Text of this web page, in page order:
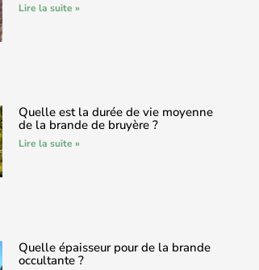
Lire la suite »
Quelle est la durée de vie moyenne
de la brande de bruyère ?
Lire la suite »
Quelle épaisseur pour de la brande
occultante ?